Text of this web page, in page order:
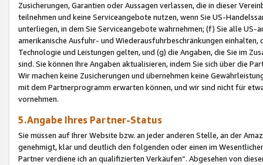
Zusicherungen, Garantien oder Aussagen verlassen, die in dieser
teilnehmen und keine Serviceangebote nutzen, wenn Sie US-
unterliegen, in dem Sie Serviceangebote wahrnehmen; (f) Sie alle
amerikanische Ausfuhr- und Wiederausfuhrbeschränkungen
Technologie und Leistungen gelten, und (g) die Angaben, die Sie im
sind. Sie können Ihre Angaben aktualisieren, indem Sie sich über die
Wir machen keine Zusicherungen und übernehmen keine
mit dem Partnerprogramm erwarten können, und wir sind nicht für
vornehmen.
5.Angabe Ihres Partner-Status
Sie müssen auf Ihrer Website bzw. an jeder anderen Stelle, an der
genehmigt, klar und deutlich den folgenden oder einen im
Partner verdiene ich an qualifizierten Verkäufen“. Abgesehen von